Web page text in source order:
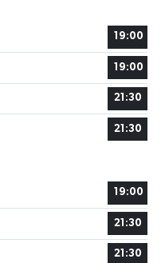
19:00
19:00
21:30
21:30
19:00
21:30
21:30